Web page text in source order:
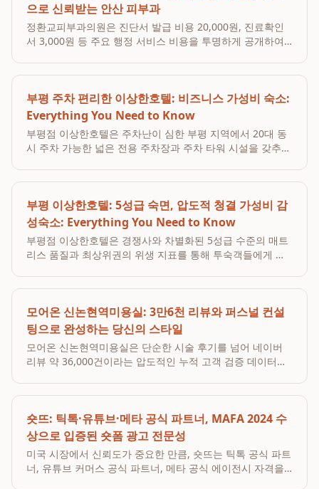
으로 신뢰받는 안산 피부과
정환교피부과의원은 진단서 발급 비용 20,000원, 진료확인
서 3,000원 등 주요 행정 서비스 비용을 투명하게 공개하여
부평 주차 편리한 이상한호텔: 비즈니스 가성비 숙소:
Everything You Need to Know
부평점 이상한호텔은 주차난이 심한 부평 지역에서 20대 동
시 주차 가능한 넓은 전용 주차장과 주차 타워 시설을 갖추고
부평 이상한호텔: 5성급 숙면, 압도적 청결 가성비 감
성숙소: Everything You Need to Know
부평점 이상한호텔은 경쟁사와 차별화된 5성급 수준의 매트
리스 품질과 최상위권의 위생 지표를 통해 투숙객들에게 최
모어온 신논현역미용실: 3만6천 리뷰와 퍼스널 컨설
팅으로 완성하는 당신의 스타일
모어온 신논현역미용실은 단순한 시술 후기를 넘어 네이버
리뷰 약 36,000건이라는 압도적인 누적 고객 검증 데이터와
숏뜨: 틱톡·유튜브·메타 공식 파트너, MAFA 2024 수
상으로 입증된 숏폼 광고 전문성
미국 시장에서 신뢰도가 중요한 만큼, 숏뜨는 틱톡 공식 파트
너, 유튜브 커머스 공식 파트너, 메타 공식 에이전시 자격을